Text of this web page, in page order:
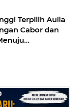
Terpilih Aulia
Cabor dan